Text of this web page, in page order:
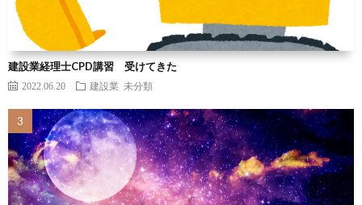
建設業経理士CPD講習 受けてきた
2022.06.20 建設業 未分類